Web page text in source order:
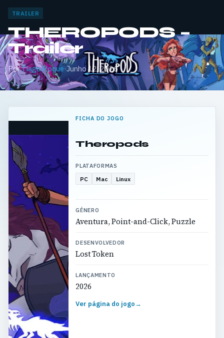
TRAILER
THEROPODS –
Trailer
PorTiago Roque·Junho 12, 2026
FICHA DO JOGO
Theropods
PLATAFORMAS
PC Mac Linux
GÉNERO
Aventura, Point-and-Click, Puzzle
DESENVOLVEDOR
Lost Token
LANÇAMENTO
2026
Ver página do jogo→